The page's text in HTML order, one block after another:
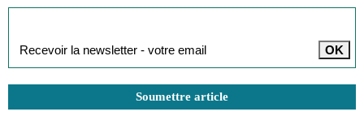
Soumettre article